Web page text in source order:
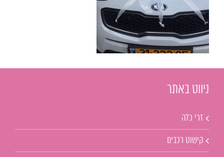
ניווט באתר
זרי כלה
קישוט רכבים